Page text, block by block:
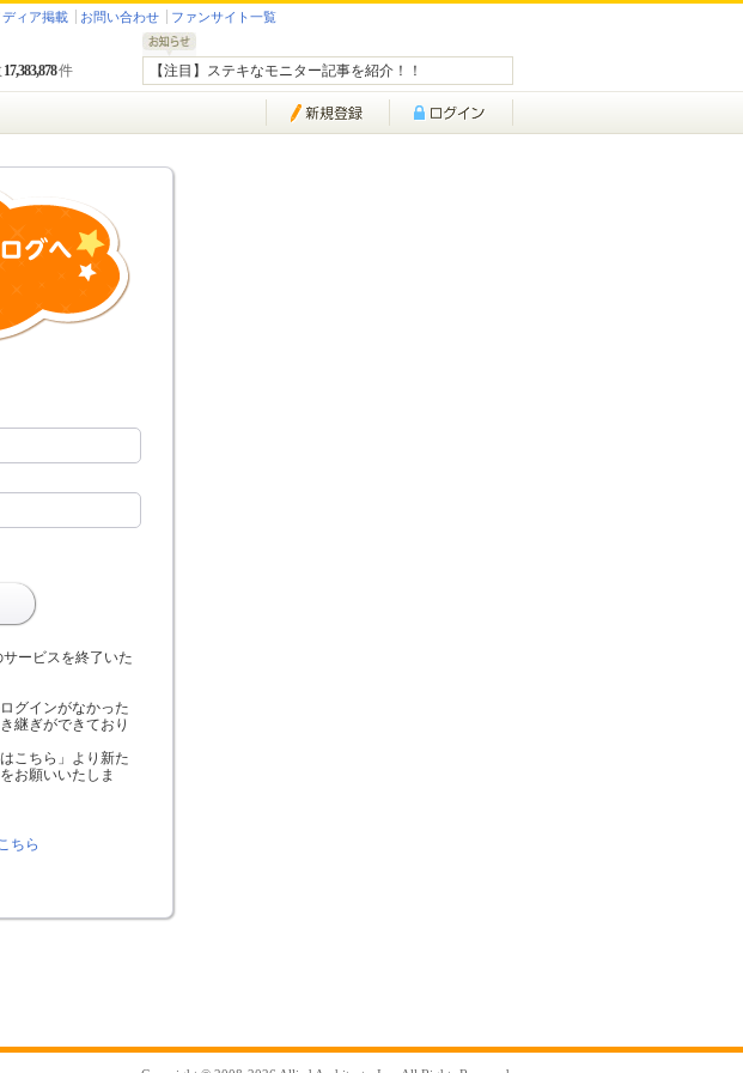
ディア掲載 お問い合わせ ファンサイト一覧
【注目】ステキなモニター記事を紹介！！
17,383,878件
ービスを終了いた
グインがなかった
継ぎができており
こちら」より新た
お願いいたしま
ちら